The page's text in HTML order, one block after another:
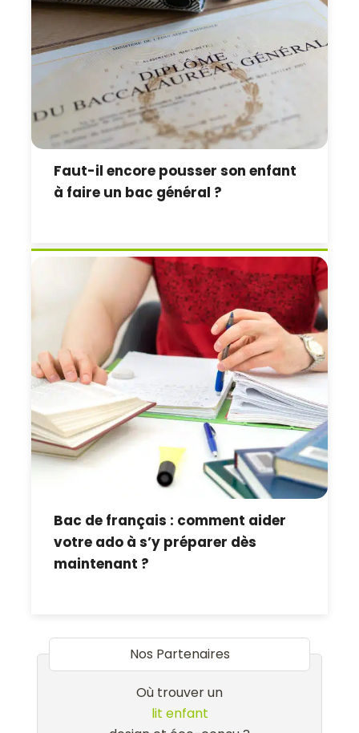
Faut-il encore pousser son enfant
à faire un bac général ?
Bac de français : comment aider
votre ado à s’y préparer dès
maintenant ?
Nos Partenaires
Où trouver un
lit enfant